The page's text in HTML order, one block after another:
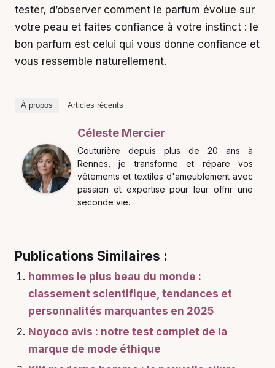
tester, d’observer comment le parfum évolue sur
votre peau et faites confiance à votre instinct : le
bon parfum est celui qui vous donne confiance et
vous ressemble naturellement.
À propos Articles récents
Céleste Mercier
Couturière depuis plus de 20 ans à
Rennes, je transforme et répare vos
vêtements et textiles d'ameublement avec
passion et expertise pour leur offrir une
seconde vie.
Publications Similaires :
hommes le plus beau du monde :
classement scientifique, tendances et
personnalités marquantes en 2025
Noyoco avis : notre test complet de la
marque de mode éthique